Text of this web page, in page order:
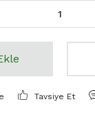
Tavsiye Et